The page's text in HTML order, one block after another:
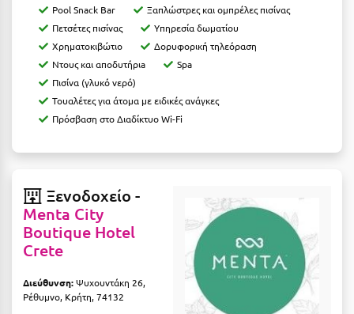
Καρδαμύλη
Καρδίτσα
Κάρπαθος
Καρπενήσι
Κασσάνδρα
Καστοριά
Κέα - Τζιά
Pool Snack Bar
Ξαπλώστρες και ομπρέλες πισίνας
Πετσέτες πισίνας
Υπηρεσία δωματίου
Χρηματοκιβώτιο
Δορυφορική τηλεόραση
Ντους και αποδυτήριa
Spa
Πισίνα (γλυκό νερό)
Τουαλέτες για άτομα με ειδικές ανάγκες
Πρόσβαση στο Διαδίκτυο Wi-Fi
Ξενοδοχείο -
Menta City
Boutique Hotel
Crete
Διεύθυνση:Ψυχουντάκη 26,
Ρέθυμνο, Κρήτη, 74132